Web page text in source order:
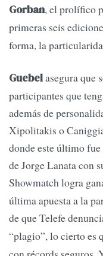
Gorban, el prolífico
primeras seis
forma, la
Guebelasegura que
participantes que
además de
Xipolitakis o
donde este último
de Jorge Lanata con
Showmatch logra
última apuesta a la
de que Telefe
“plagio”, lo cierto es